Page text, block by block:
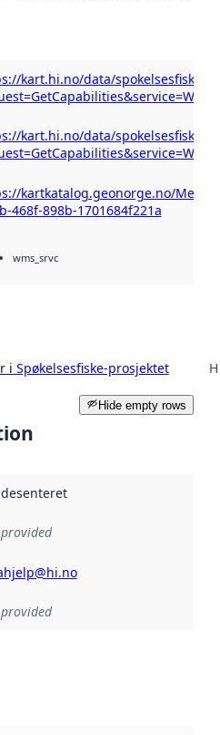
kart.hi.no/data/spokelsesfiske/
kart.hi.no/data/spokelsesfiske/
kartkatalog.geonorge.no/
468f-898b-1701684f221a
wms_srvc
i Spøkelsesfiske-prosjektet
Hide empty rows